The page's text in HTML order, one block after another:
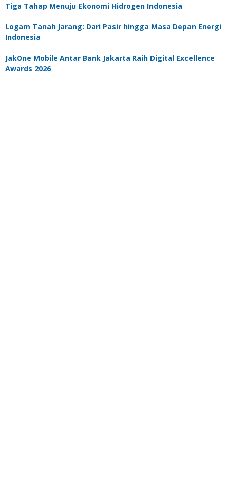
Tiga Tahap Menuju Ekonomi Hidrogen Indonesia
Logam Tanah Jarang: Dari Pasir hingga Masa Depan Energi
Indonesia
JakOne Mobile Antar Bank Jakarta Raih Digital Excellence
Awards 2026